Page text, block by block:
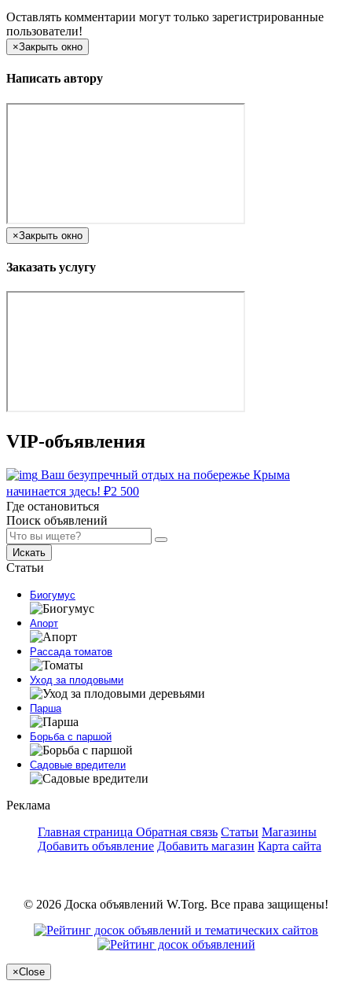
Оставлять комментарии могут только зарегистрированные
пользователи!
×Закрыть окно
Написать автору
×Закрыть окно
Заказать услугу
VIP-объявления
Ваш безупречный отдых на побережье Крыма
начинается здесь! ₽2 500
Где остановиться
Поиск объявлений
Искать
Статьи
Биогумус
Апорт
Рассада томатов
Уход за плодовыми
Парша
Борьба с паршой
Садовые вредители
Реклама
Главная страница Обратная связь Статьи Магазины
Добавить объявление Добавить магазин Карта сайта
© 2026 Доска объявлений W.Torg. Все права защищены!
×Close